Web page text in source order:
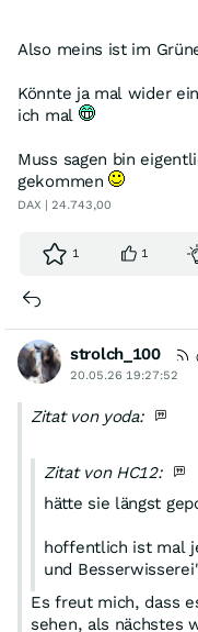
Also meins ist im
Könnte ja mal wider
ich mal
Muss sagen bin
gekommen
DAX | 24.743,00
1 1
strolch_100
20.05.26 19:27:52
Zitat von yoda:
Zitat von HC12:
hätte sie längst
hoffentlich ist mal
und
Es freut mich, dass
sehen, als nächstes